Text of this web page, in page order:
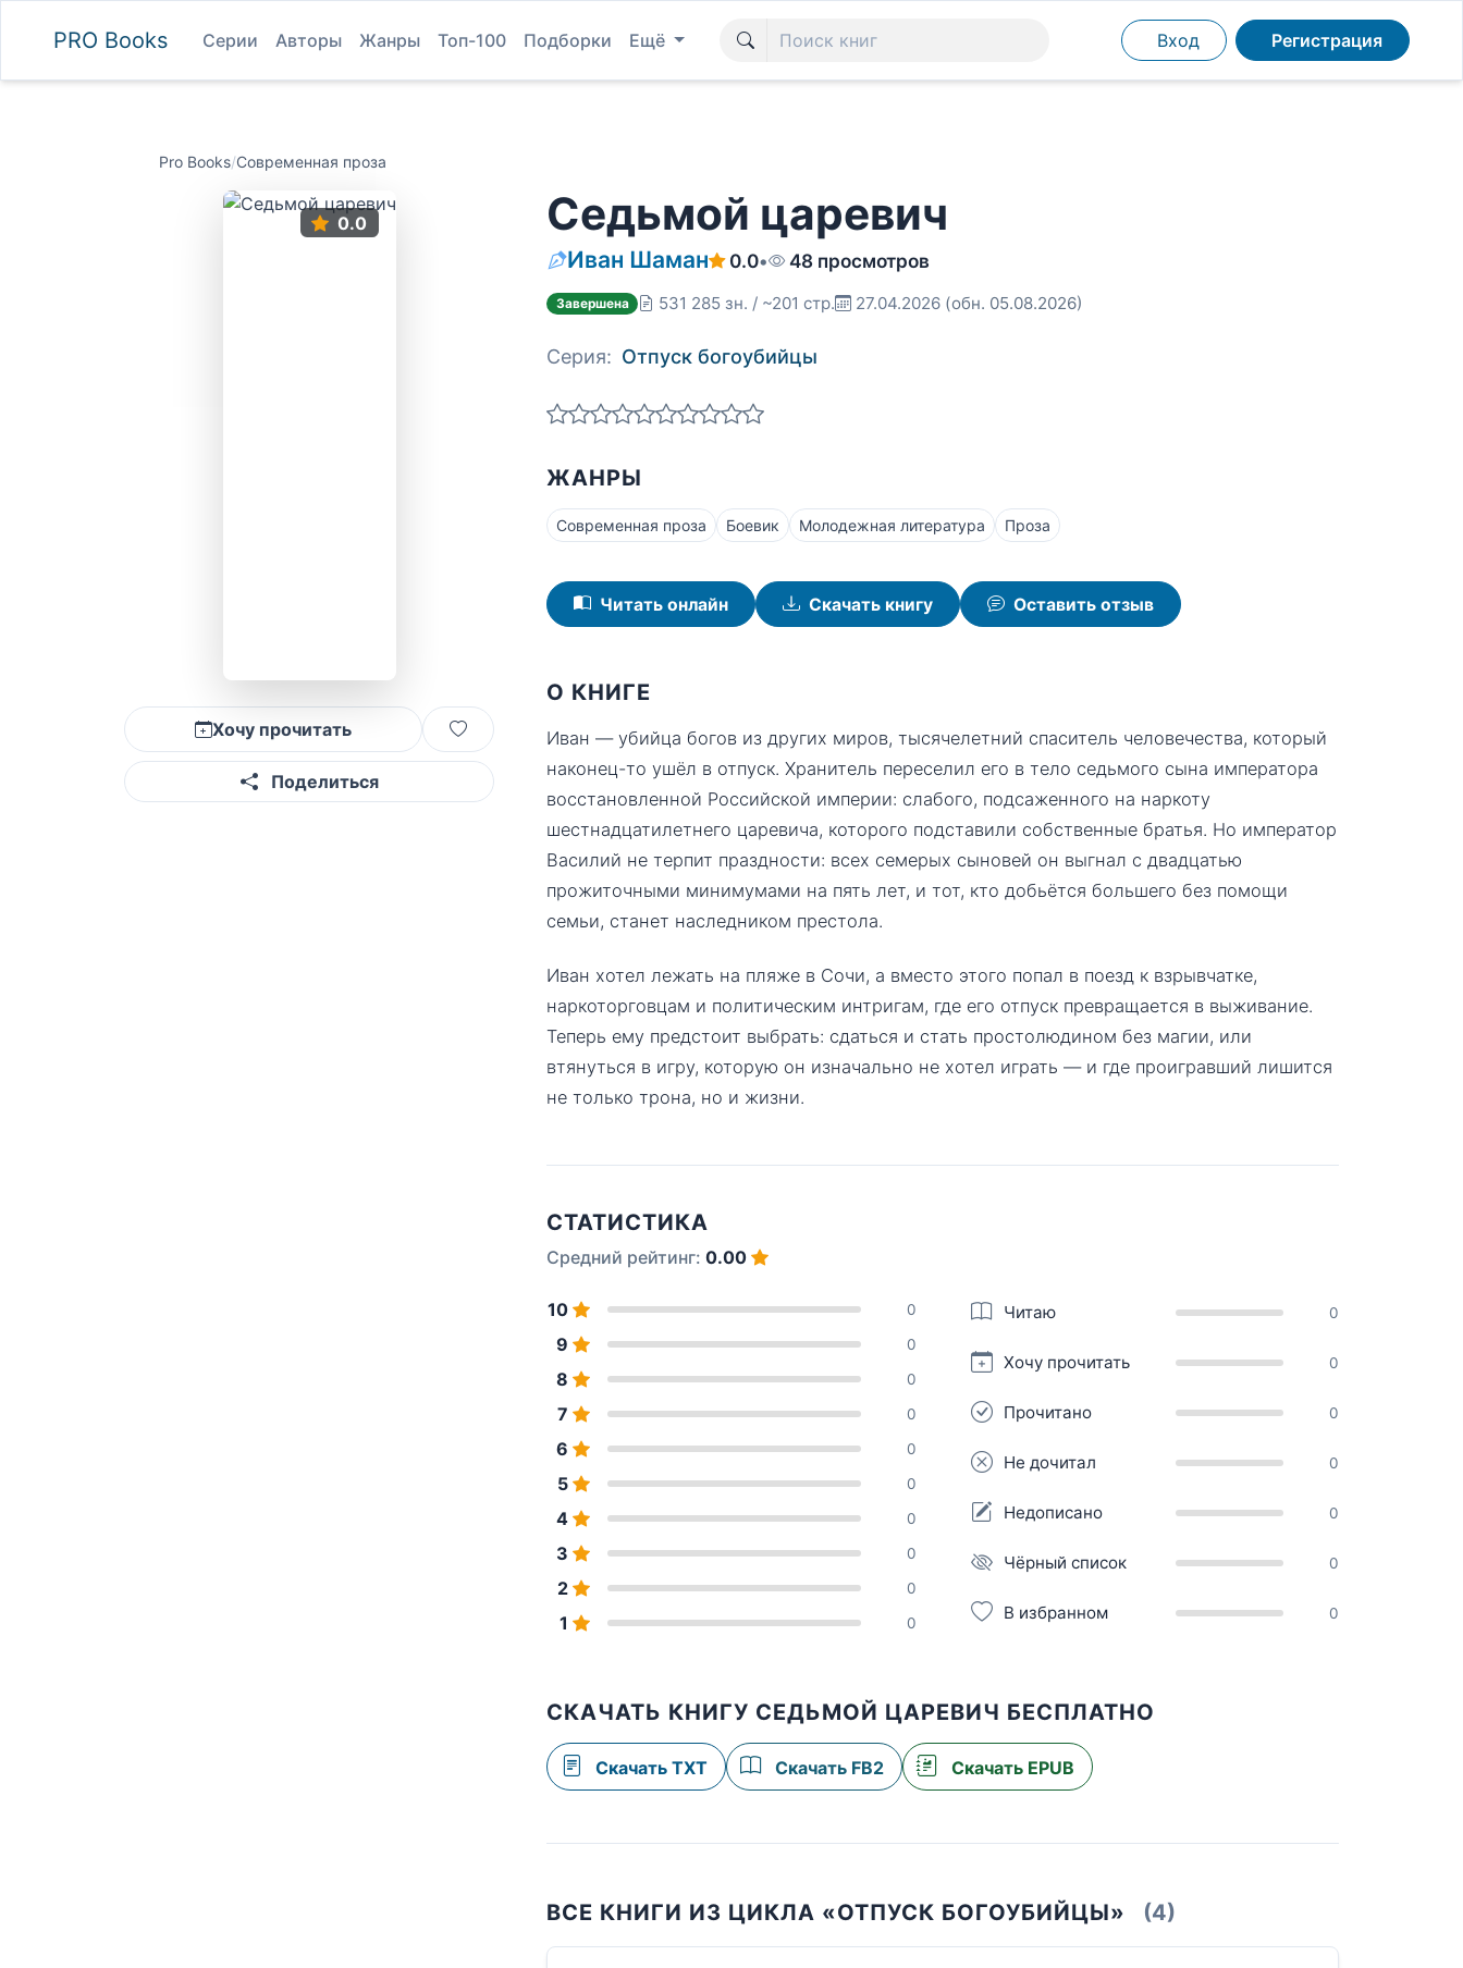
PRO Books Серии Авторы Жанры Топ-100 Подборки Ещё Вход Регистрация
Pro Books/Современная проза
0.0
Хочу прочитать
Поделиться
Седьмой царевич
Иван Шаман 0.0• 48 просмотров
Завершена 531 285 зн. / ~201 стр. 27.04.2026 (обн. 05.08.2026)
Серия: Отпуск богоубийцы
ЖАНРЫ
Современная проза Боевик Молодежная литература Проза
Читать онлайн Скачать книгу Оставить отзыв
О КНИГЕ
Иван — убийца богов из других миров, тысячелетний спаситель человечества, который
наконец-то ушёл в отпуск. Хранитель переселил его в тело седьмого сына императора
восстановленной Российской империи: слабого, подсаженного на наркоту
шестнадцатилетнего царевича, которого подставили собственные братья. Но император
Василий не терпит праздности: всех семерых сыновей он выгнал с двадцатью
прожиточными минимумами на пять лет, и тот, кто добьётся большего без помощи
семьи, станет наследником престола.
Иван хотел лежать на пляже в Сочи, а вместо этого попал в поезд к взрывчатке,
наркоторговцам и политическим интригам, где его отпуск превращается в выживание.
Теперь ему предстоит выбрать: сдаться и стать простолюдином без магии, или
втянуться в игру, которую он изначально не хотел играть — и где проигравший лишится
не только трона, но и жизни.
СТАТИСТИКА
Средний рейтинг: 0.00
10 0
9 0
8 0
7 0
6 0
5 0
4 0
3 0
2 0
1 0
Читаю 0
Хочу прочитать 0
Прочитано 0
Не дочитал 0
Недописано 0
Чёрный список 0
В избранном 0
СКАЧАТЬ КНИГУ СЕДЬМОЙ ЦАРЕВИЧ БЕСПЛАТНО
Скачать TXT Скачать FB2 Скачать EPUB
ВСЕ КНИГИ ИЗ ЦИКЛА «ОТПУСК БОГОУБИЙЦЫ» (4)